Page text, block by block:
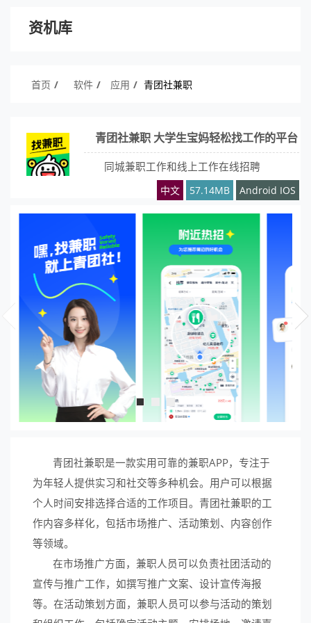
资机库
首页 软件 应用 青团社兼职
青团社兼职 大学生宝妈轻松找工作的平台
同城兼职工作和线上工作在线招聘
中文 57.14MB Android IOS
青团社兼职是一款实用可靠的兼职APP，专注于
为年轻人提供实习和社交等多种机会。用户可以根据
个人时间安排选择合适的工作项目。青团社兼职的工
作内容多样化，包括市场推广、活动策划、内容创作
等领域。
在市场推广方面，兼职人员可以负责社团活动的
宣传与推广工作，如撰写推广文案、设计宣传海报
等。在活动策划方面，兼职人员可以参与活动的策划